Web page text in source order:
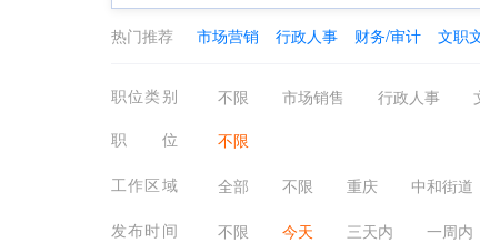
热门推荐 市场营销 行政人事 财务/审计 文职
职位类别 不限 市场销售 行政人事
生产制造
职位
不限
工作区域
全部 不限 重庆 中和街道
发布时间
不限 今天 三天内 一周内